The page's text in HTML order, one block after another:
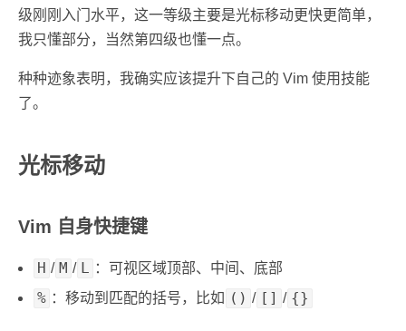
级刚刚入门水平，这一等级主要是光标移动更快更简单，
我只懂部分，当然第四级也懂一点。
种种迹象表明，我确实应该提升下自己的 Vim 使用技能
了。
光标移动
Vim 自身快捷键
H / M / L ：可视区域顶部、中间、底部
% ：移动到匹配的括号，比如 () / [] / {}